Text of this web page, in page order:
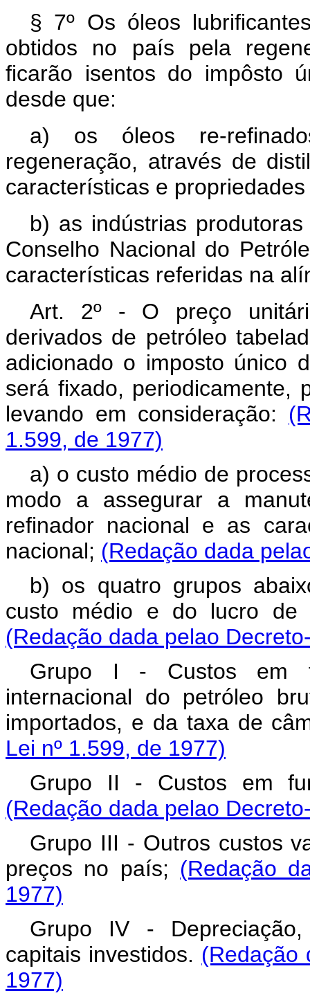
§ 7º Os óleos
obtidos no país pela
ficarão isentos do impôsto
desde que:
a) os óleos re-
regeneração, através de
características e
b) as indústrias
Conselho Nacional do
características referidas na
Art. 2º - O preço
derivados de petróleo
adicionado o imposto único
será fixado, periodicamente,
levando em consideração:
1.599, de 1977)
a) o custo médio de
modo a assegurar a
refinador nacional e as
nacional; (Redação dada
b) os quatro grupos
custo médio e do lucro de
(Redação dada pelao
Grupo I - Custos em
internacional do petróleo
importados, e da taxa de
Lei nº 1.599, de 1977)
Grupo II - Custos em
(Redação dada pelao
Grupo III - Outros custos
preços no país; (Redação
1977)
Grupo IV -
capitais investidos. (Redação
1977)